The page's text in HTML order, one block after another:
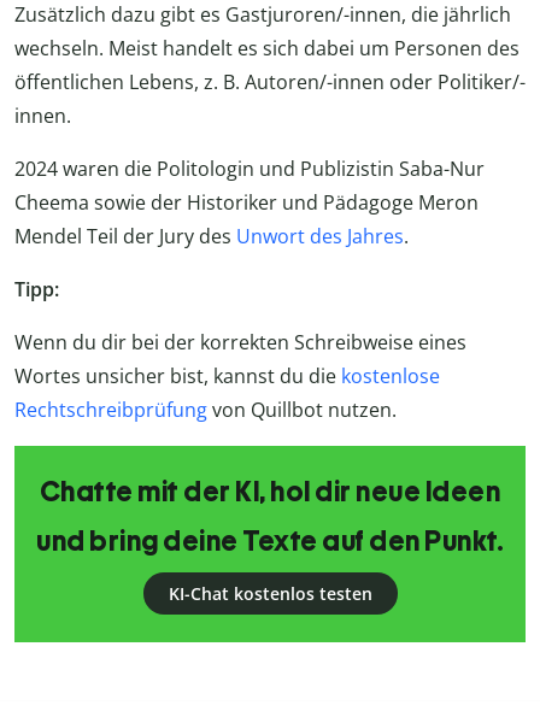
Zusätzlich dazu gibt es Gastjuroren/-innen, die jährlich
wechseln. Meist handelt es sich dabei um Personen des
öffentlichen Lebens, z. B. Autoren/-innen oder Politiker/-
innen.
2024 waren die Politologin und Publizistin Saba-Nur
Cheema sowie der Historiker und Pädagoge Meron
Mendel Teil der Jury des Unwort des Jahres.
Tipp:
Wenn du dir bei der korrekten Schreibweise eines
Wortes unsicher bist, kannst du die kostenlose
Rechtschreibprüfungvon Quillbot nutzen.
Chatte mit der KI, hol dir neue Ideen
und bring deine Texte auf den Punkt.
KI-Chat kostenlos testen